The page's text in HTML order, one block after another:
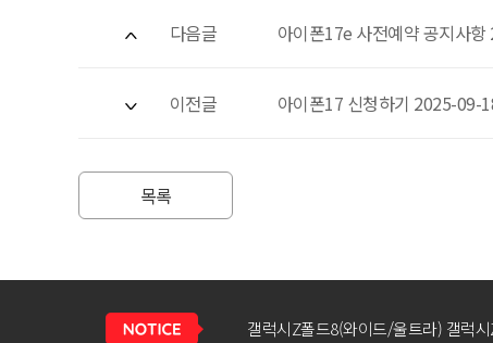
다음글 아이폰17e 사전예약 공지사
이전글 아이폰17 신청하기 2025-
목록